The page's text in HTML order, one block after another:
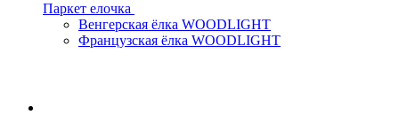
Паркет елочка
Венгерская ёлка WOODLIGHT
Французская ёлка WOODLIGHT